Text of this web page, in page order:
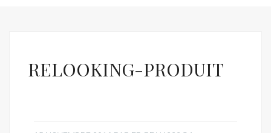
RELOOKING-PRODUIT